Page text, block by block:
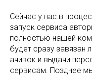
Сейчас у нас в
запуск сервиса
полностью нашей
будет сразу завязан
ачивок и выдачи
сервисам. Позднее